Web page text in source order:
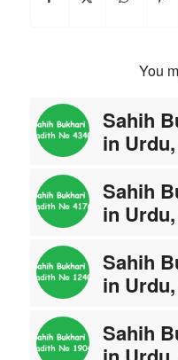
You
Sahih
in
Sahih
in
Sahih
in
Sahih